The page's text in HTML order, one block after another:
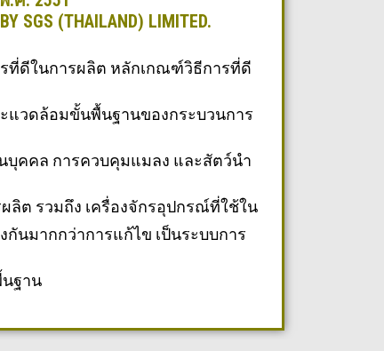
SGS (THAILAND) LIMITED.
ที่ดีในการผลิต หลักเกณฑ์วิธีการที่ดี
แวดล้อมขั้นพื้นฐานของกระบวนการ
คคล การควบคุมแมลง และสัตว์นำ
ลิต รวมถึง เครื่องจักรอุปกรณ์ที่ใช้ใน
กันมากกว่าการแก้ไข เป็นระบบการ
ฐาน